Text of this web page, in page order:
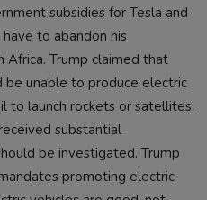
subsidies for Tesla and
to abandon his
Africa. Trump claimed that
be unable to produce electric
to launch rockets or satellites.
substantial
be investigated. Trump
promoting electric